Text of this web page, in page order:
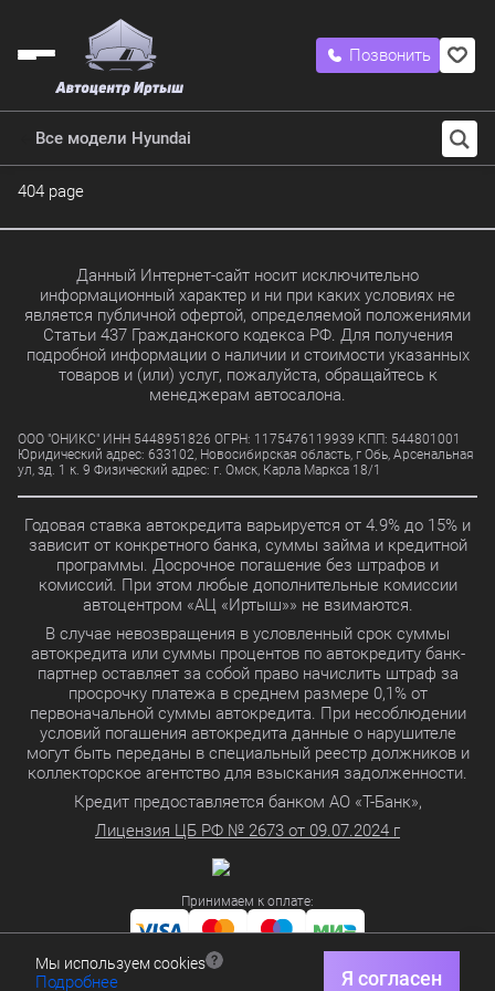
Позвонить
Все модели Hyundai
404 page
Данный Интернет-сайт носит исключительно
информационный характер и ни при каких условиях не
является публичной офертой, определяемой положениями
Статьи 437 Гражданского кодекса РФ. Для получения
подробной информации о наличии и стоимости указанных
товаров и (или) услуг, пожалуйста, обращайтесь к
менеджерам автосалона.
ООО "ОНИКС" ИНН 5448951826 ОГРН: 1175476119939 КПП: 544801001
Юридический адрес: 633102, Новосибирская область, г Обь, Арсенальная
ул, зд. 1 к. 9 Физический адрес: г. Омск, Карла Маркса 18/1
Годовая ставка автокредита варьируется от 4.9% до 15% и
зависит от конкретного банка, суммы займа и кредитной
программы. Досрочное погашение без штрафов и
комиссий. При этом любые дополнительные комиссии
автоцентром «АЦ «Иртыш»» не взимаются.
В случае невозвращения в условленный срок суммы
автокредита или суммы процентов по автокредиту банк-
партнер оставляет за собой право начислить штраф за
просрочку платежа в среднем размере 0,1% от
первоначальной суммы автокредита. При несоблюдении
условий погашения автокредита данные о нарушителе
могут быть переданы в специальный реестр должников и
коллекторское агентство для взыскания задолженности.
Кредит предоставляется банком АО «Т-Банк»,
Лицензия ЦБ РФ № 2673 от 09.07.2024 г
Принимаем к оплате:
Политика в отношении обработки персональных данных
Мы используем cookies
Подробнее Я согласен